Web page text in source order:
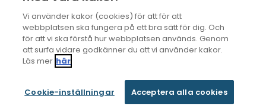
Vi använder kakor (cookies) för att för att
webbplatsen ska fungera på ett bra sätt för dig. Och
för att vi ska förstå hur webbplatsen används. Genom
att surfa vidare godkänner du att vi använder kakor.
Läs mer här
Cookie-inställningar Acceptera alla cookies